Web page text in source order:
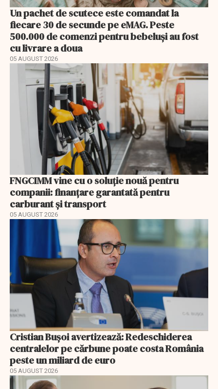
Un pachet de scutece este comandat la
fiecare 30 de secunde pe eMAG. Peste
500.000 de comenzi pentru bebeluși au fost
cu livrare a doua
05 AUGUST 2026
FNGCIMM vine cu o soluție nouă pentru
companii: finanțare garantată pentru
carburant și transport
05 AUGUST 2026
Cristian Bușoi avertizează: Redeschiderea
centralelor pe cărbune poate costa România
peste un miliard de euro
05 AUGUST 2026